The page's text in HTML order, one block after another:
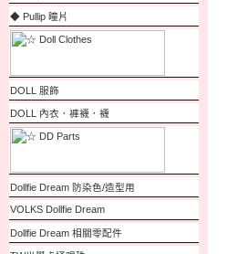
◆ Pullip 瞳片
DOLL 服飾
DOLL 內衣．褲襪．襪
Dollfie Dream 防染色/造型用
VOLKS Dollfie Dream
Dollfie Dream 相關零配件